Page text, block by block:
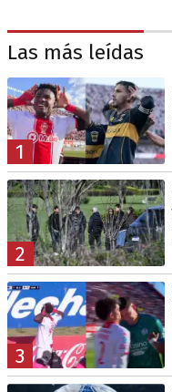
Las más leídas
1
2
3